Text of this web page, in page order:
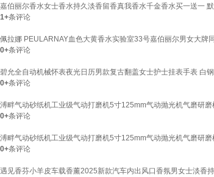
嘉伯丽尔香水女士香水持久淡香留香真我香水千金香水买一送一
1+条评论
佩拉娜 PEULARNAY血色大黄香水实验室33号嘉伯丽尔男女大牌
0+条评论
碧允全自动机械怀表夜光日历男款复古翻盖女士护士挂表手表 白
0+条评论
溥畔气动砂纸机工业级气动打磨机5寸125mm气动抛光机气磨研
0+条评论
溥畔气动砂纸机工业级气动打磨机5寸125mm气动抛光机气磨研
0+条评论
遇见香芬小羊皮车载香薰2025新款汽车内出风口香氛男女士淡香